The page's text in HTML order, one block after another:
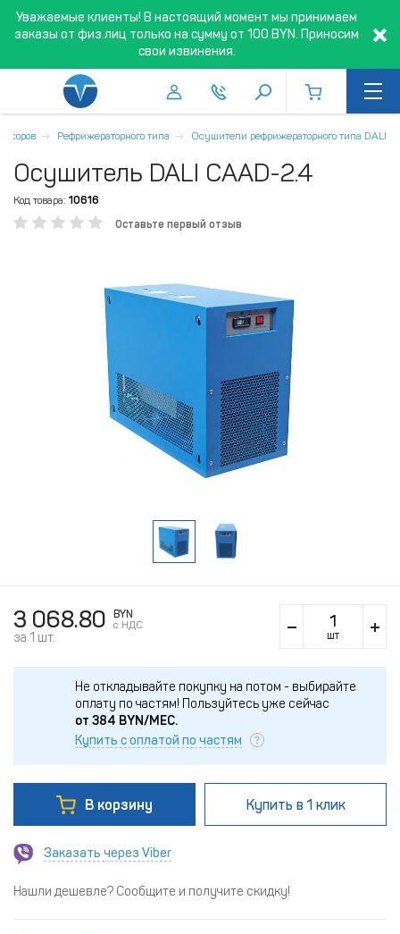
Уважаемые клиенты! В настоящий момент мы принимаем
заказы от физ.лиц только на сумму от 100 BYN. Приносим
свои извинения.
Рефрижераторного типа Осушители рефрижераторного типа DALI
Осушитель DALI CAAD-2.4
Код товара: 10616
Оставьте первый отзыв
3 068.80
BYN
c НДС
за 1 шт. шт
Не откладывайте покупку на потом - выбирайте
оплату по частям! Пользуйтесь уже сейчас
от 384 BYN/МЕС.
Купить с оплатой по частям
В корзину Купить в 1 клик
Заказать через Viber
Нашли дешевле? Сообщите и получите скидку!